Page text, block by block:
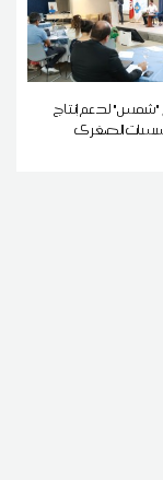
"شمس" لدعم إنتاج
الصغرى